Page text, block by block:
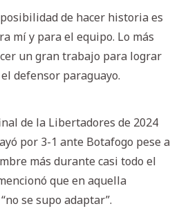
de hacer historia es
mí y para el equipo. Lo más
un gran trabajo para lograr
defensor paraguayo.
de la Libertadores de 2024
por 3-1 ante Botafogo pese a
más durante casi todo el
que en aquella
se supo adaptar”.